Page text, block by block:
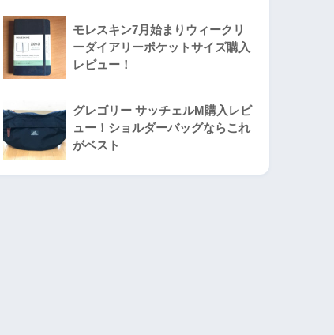
モレスキン7月始まりウィークリ
ーダイアリーポケットサイズ購入
レビュー！
グレゴリー サッチェルM購入レビ
ュー！ショルダーバッグならこれ
がベスト